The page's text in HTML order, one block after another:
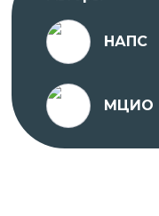
срок
№ 4192,
образованию
Петербурга
22 июля 2020
бессрочно.
НАПС
МЦИО